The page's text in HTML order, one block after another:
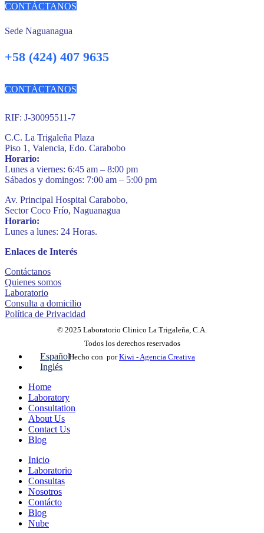
CONTÁCTANOS
Sede Naguanagua
+58 (424) 407 9635
CONTÁCTANOS
RIF: J-30095511-7
C.C. La Trigaleña Plaza
Piso 1, Valencia, Edo. Carabobo
Horario:
Lunes a viernes: 6:45 am – 8:00 pm
Sábados y domingos: 7:00 am – 5:00 pm
Av. Principal Hospital Carabobo,
Sector Coco Frío, Naguanagua
Horario:
Lunes a lunes: 24 Horas.
Enlaces de Interés
Contáctanos
Quienes somos
Laboratorio
Consulta a domicilio
Política de Privacidad
© 2025 Laboratorio Clinico La Trigaleña, C.A.
Todos los derechos reservados
Hecho con porKiwi - Agencia Creativa
Español
Inglés
Home
Laboratory
Consultation
About Us
Contact Us
Blog
Inicio
Laboratorio
Consultas
Nosotros
Contácto
Blog
Nube